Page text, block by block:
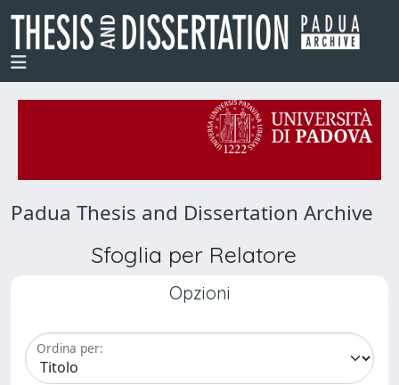
Padua Thesis and Dissertation Archive
Sfoglia per Relatore
Opzioni
Ordina per: